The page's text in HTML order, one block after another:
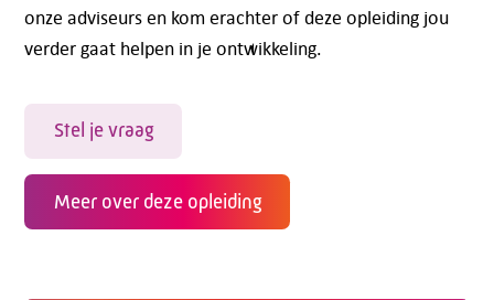
onze adviseurs en kom erachter of deze opleiding jou
verder gaat helpen in je ontwikkeling.
Stel je vraag
Meer over deze opleiding